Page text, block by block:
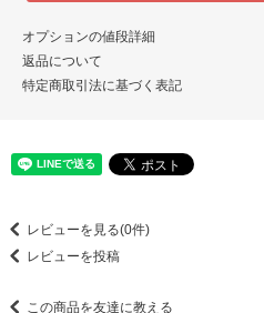
オプションの値段詳細
返品について
特定商取引法に基づく表記
レビューを見る(0件)
レビューを投稿
この商品を友達に教える